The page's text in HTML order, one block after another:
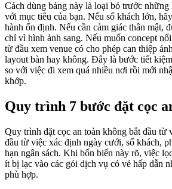
Cách dùng bảng này là loại bỏ trước
với mục tiêu của bạn. Nếu số khách lớn,
hành ổn định. Nếu cần cảm giác thân mật,
chỉ vì hình ảnh sang. Nếu muốn concept
từ đầu xem venue có cho phép can thiệp
layout bàn hay không. Đây là bước tiết
so với việc đi xem quá nhiều nơi rồi mới
khớp.
Quy trình 7 bước đặt cọc
Quy trình đặt cọc an toàn không bắt đầu từ
đầu từ việc xác định ngày cưới, số khách,
hạn ngân sách. Khi bốn biến này rõ, việc
ít bị lạc vào các gói dịch vụ có vẻ hấp dẫn
phù hợp.